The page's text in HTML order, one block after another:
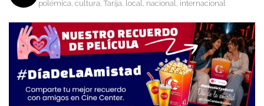
polémica, cultura, Tarija, local, nacional, internacional